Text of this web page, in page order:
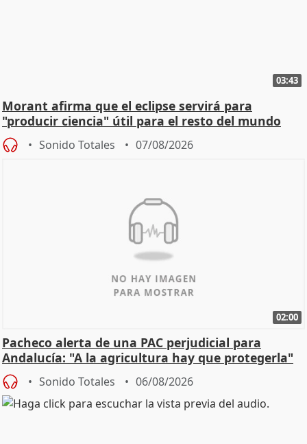
03:43
Morant afirma que el eclipse servirá para
"producir ciencia" útil para el resto del mundo
Sonido Totales 07/08/2026
02:00
Pacheco alerta de una PAC perjudicial para
Andalucía: "A la agricultura hay que protegerla"
Sonido Totales 06/08/2026